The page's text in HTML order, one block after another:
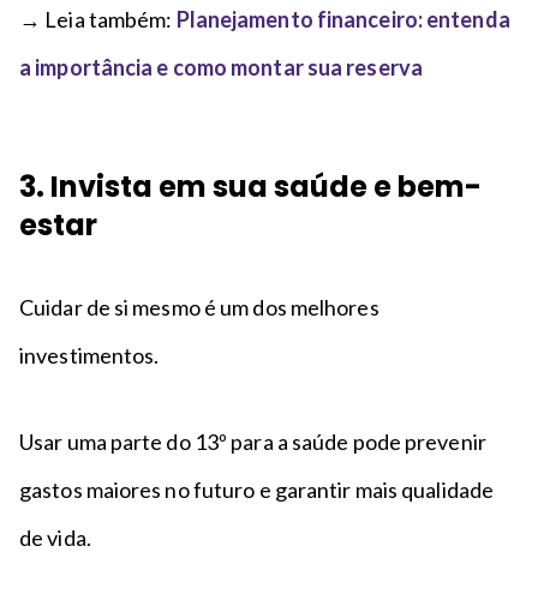
→ Leia também: Planejamento financeiro: entenda
a importância e como montar sua reserva
3. Invista em sua saúde e bem-
estar
Cuidar de si mesmo é um dos melhores
investimentos.
Usar uma parte do 13º para a saúde pode prevenir
gastos maiores no futuro e garantir mais qualidade
de vida.